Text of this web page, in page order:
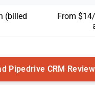
(billed
From
Pipedrive CRM Review